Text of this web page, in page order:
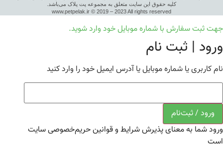
کلیه حقوق این سایت متعلق به مجموعه پت پلاک می‌باشد.
www.petpelak.ir © 2019 – 2023 All rights reserved
جهت ثبت سفارش با شماره موبایل خود وارد شوید.
ورود | ثبت نام
نام کاربری یا شماره موبایل یا آدرس ایمیل خود را وارد کنید
ورود / ثبت‌نام
ورود شما به معنای پذیرش شرایط و قوانین حریم‌خصوصی سایت
است